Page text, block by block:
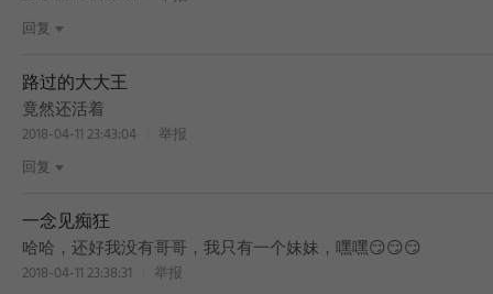
回复
路过的大大王
竟然还活着
2018-04-11 23:43:04
举报
回复
一念见痴狂
哈哈，还好我没有哥哥，我只有一个妹妹，嘿嘿😏😏😏
2018-04-11 23:38:31
举报